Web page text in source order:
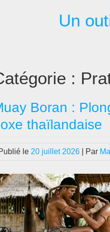
Un
:
Boran :
thaïlandaise
le 20 juillet 2026 | Par